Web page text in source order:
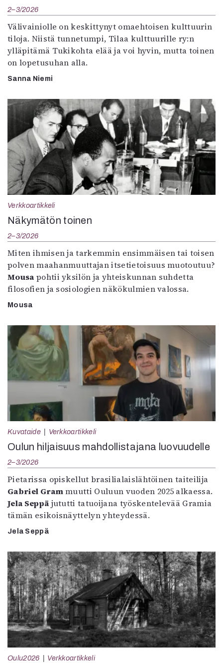
2–3/2026
Välivainiolle on keskittynyt omaehtoisen kulttuurin
tiloja. Niistä tunnetumpi, Tilaa kulttuurille ry:n
ylläpitämä Tukikohta elää ja voi hyvin, mutta toinen
on lopetusuhan alla.
Sanna Niemi
Verkkoartikkeli
Näkymätön toinen
2–3/2026
Miten ihmisen ja tarkemmin ensimmäisen tai toisen
polven maahanmuuttajan itsetietoisuus muotoutuu?
Mousa pohtii yksilön ja yhteiskunnan suhdetta
filosofien ja sosiologien näkökulmien valossa.
Mousa
Kuvataide Verkkoartikkeli
Oulun hiljaisuus mahdollistajana luovuudelle
2–3/2026
Pietarissa opiskellut brasilialaislähtöinen taiteilija
Gabriel Grammuutti Ouluun vuoden 2025 alkaessa.
Jela Seppä jututti tatuoijana työskentelevää Gramia
tämän esikoisnäyttelyn yhteydessä.
Jela Seppä
Oulu2026 Verkkoartikkeli